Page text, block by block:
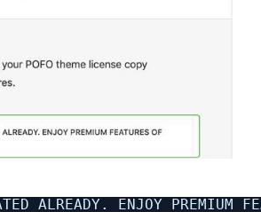
ALREADY. ENJOY PREMIUM